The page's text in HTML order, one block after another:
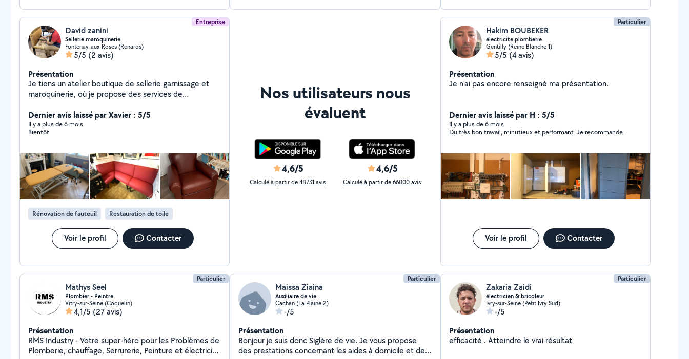
Entreprise
David zanini
Sellerie maroquinerie
Fontenay-aux-Roses (Renards)
5/5 (2 avis)
Présentation
Je tiens un atelier boutique de sellerie garnissage et
maroquinerie, où je propose des services de
(selles, chaises, fauteuil, coussins...) pour divers
domaines (auto, moto, ameublement, restauration,
médical, crèche...) et mes créations en maroquinerie
contacter via mon site "lazaninerie point fr" pour toute
demande de devis. A bientôt David
Dernier avis laissé par Xavier : 5/5
Il y a plus de 6 mois
Bientôt
Rénovation de fauteuil Restauration de toile
Voir le profil Contacter
Nos utilisateurs nous
évaluent
4,6/5
Calculé à partir de 48731 avis
4,6/5
Calculé à partir de 66000 avis
Particulier
Hakim BOUBEKER
électricite plomberie
Gentilly (Reine Blanche 1)
5/5 (4 avis)
Présentation
Je n'ai pas encore renseigné ma présentation.
Dernier avis laissé par H : 5/5
Il y a plus de 6 mois
Du très bon travail, minutieux et performant. Je recommande.
Voir le profil Contacter
Particulier
Mathys Seel
Plombier - Peintre
Vitry-sur-Seine (Coquelin)
4,1/5 (27 avis)
Présentation
RMS Industry - Votre super-héro pour les Problèmes de
Plomberie, chauffage, Serrurerie, Peinture et électricité
Particulier
Maissa Ziaina
Auxiliaire de vie
Cachan (La Plaine 2)
-/5
Présentation
Bonjour je suis donc Siglère de vie. Je vous propose
des prestations concernant les aides à domicile et de
Particulier
Zakaria Zaidi
électricien & bricoleur
Ivry-sur-Seine (Petit Ivry Sud)
-/5
Présentation
efficacité . Atteindre le vrai résultat